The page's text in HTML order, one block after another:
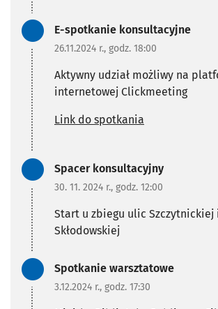
Zadanie
E-spotkanie konsultacyjne
26.11.2024 r., godz. 18:00
Aktywny udział możliwy na
internetowej Clickmeeting
Link do spotkania
Zadanie
Spacer konsultacyjny
30. 11. 2024 r., godz. 12:00
Start u zbiegu ulic Szczytnickiej
Skłodowskiej
Zadanie
Spotkanie warsztatowe
3.12.2024 r., godz. 17:30